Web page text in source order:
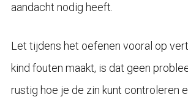
aandacht nodig heeft.
Let tijdens het oefenen vooral op
kind fouten maakt, is dat geen
rustig hoe je de zin kunt controleren